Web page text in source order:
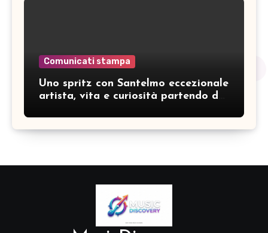
Comunicati stampa
Uno spritz con Santelmo eccezionale
artista, vita e curiosità partendo da